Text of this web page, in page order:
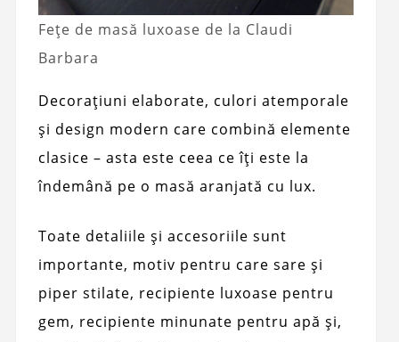
Fețe de masă luxoase de la Claudi
Barbara
Decorațiuni elaborate, culori atemporale
și design modern care combină elemente
clasice – asta este ceea ce îți este la
îndemână pe o masă aranjată cu lux.
Toate detaliile și accesoriile sunt
importante, motiv pentru care sare și
piper stilate, recipiente luxoase pentru
gem, recipiente minunate pentru apă și,